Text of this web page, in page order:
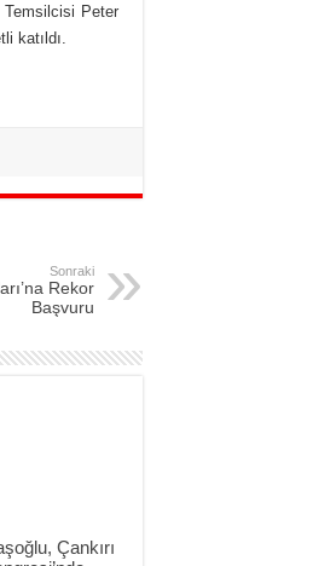
Peter
katıldı.
Sonraki
Rekor
Başvuru
Çankırı